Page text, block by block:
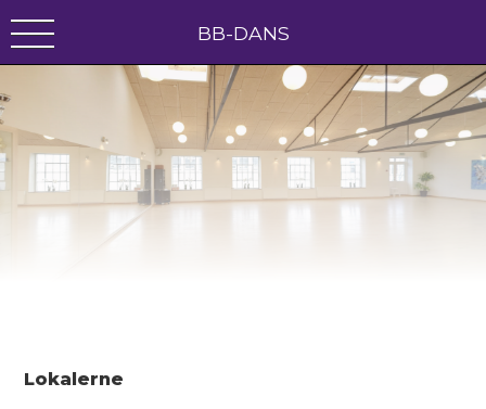
BB-DANS
Lokalerne